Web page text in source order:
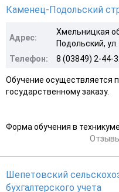
Каменец-Подольский
Адрес:
Хмельницкая
Подольский,
Телефон:
8 (03849) 2-44-
Обучение осуществляется
государственному заказу.
Форма обучения в
Шепетовский
бухгалтерского учета